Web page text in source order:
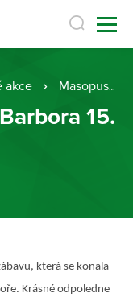
akce Masopust v Domově Barbora 15. 2. 2023
15.
která se konala
Krásné odpoledne